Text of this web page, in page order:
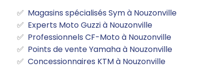
Magasins spécialisés Sym à Nouzonville
Experts Moto Guzzi à Nouzonville
Professionnels CF-Moto à Nouzonville
Points de vente Yamaha à Nouzonville
Concessionnaires KTM à Nouzonville